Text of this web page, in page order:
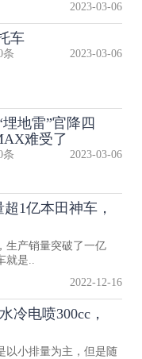
2023-03-06
车
条 2023-03-06
地雷”官降四
难受了
条 2023-03-06
1亿本田神车，
生产销量突破了一亿
就是..
2022-12-16
冷电喷300cc，
以小排量为主，但是随